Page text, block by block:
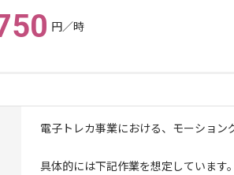
円／時
電子トレカ事業における、モーショ
具体的には下記作業を想定しています。